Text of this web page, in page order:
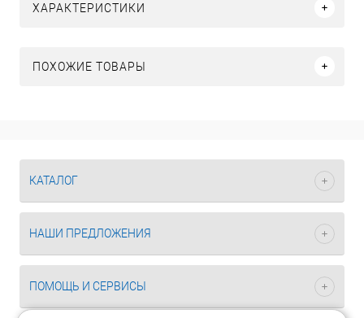
ХАРАКТЕРИСТИКИ
ПОХОЖИЕ ТОВАРЫ
КАТАЛОГ
НАШИ ПРЕДЛОЖЕНИЯ
ПОМОЩЬ И СЕРВИСЫ